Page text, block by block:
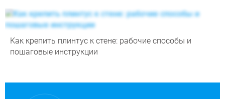
Как крепить плинтус к стене: рабочие способы и
пошаговые инструкции